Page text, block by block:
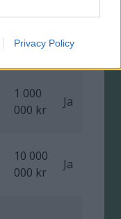
Privacy Policy
Obegr. Ja
1 000
000 kr
Ja
10 000
000 kr
Ja